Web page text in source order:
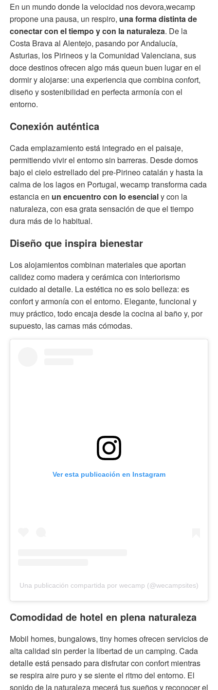
En un mundo donde la velocidad nos devora,wecamp
propone una pausa, un respiro, una forma distinta de
conectar con el tiempo y con la naturaleza. De la
Costa Brava al Alentejo, pasando por Andalucía,
Asturias, los Pirineos y la Comunidad Valenciana, sus
doce destinos ofrecen algo más queun buen lugar en el
dormir y alojarse: una experiencia que combina confort,
diseño y sostenibilidad en perfecta armonía con el
entorno.
Conexión auténtica
Cada emplazamiento está integrado en el paisaje,
permitiendo vivir el entorno sin barreras. Desde domos
bajo el cielo estrellado del pre-Pirineo catalán y hasta la
calma de los lagos en Portugal, wecamp transforma cada
estancia en un encuentro con lo esencialy con la
naturaleza, con esa grata sensación de que el tiempo
dura más de lo habitual.
Diseño que inspira bienestar
Los alojamientos combinan materiales que aportan
calidez como madera y cerámica con interiorismo
cuidado al detalle. La estética no es solo belleza: es
confort y armonía con el entorno. Elegante, funcional y
muy práctico, todo encaja desde la cocina al baño y, por
supuesto, las camas más cómodas.
Ver esta publicación en Instagram
Una publicación compartida por wecamp (@wecampsites)
Comodidad de hotel en plena naturaleza
Mobil homes, bungalows, tiny homes ofrecen servicios de
alta calidad sin perder la libertad de un camping. Cada
detalle está pensado para disfrutar con confort mientras
se respira aire puro y se siente el ritmo del entorno. El
sonido de la naturaleza mecerá tus sueños y reconocer el